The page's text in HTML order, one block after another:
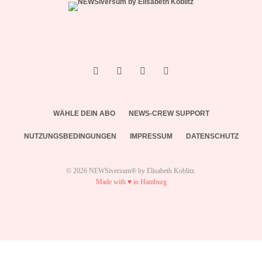
WÄHLE DEIN ABO NEWS-CREW SUPPORT
NUTZUNGSBEDINGUNGEN IMPRESSUM DATENSCHUTZ
© 2026 NEWSiversum® by Elisabeth Koblitz.
Made with ♥ in Hamburg